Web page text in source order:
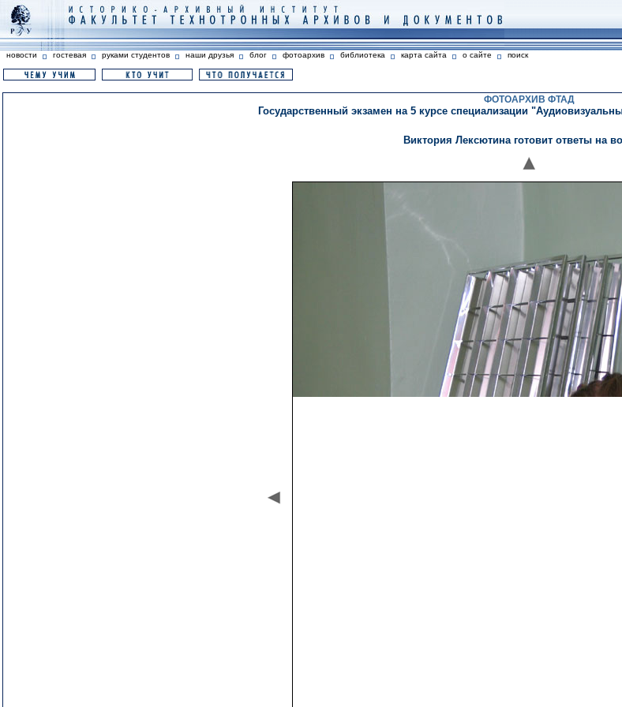
новости гостевая руками студентов наши друзья блог фотоархив библиотека карта сайта о сайте поиск
ФОТОАРХИВ ФТАД
Государственный экзамен на 5 курсе специализации
Виктория Лексютина готовит ответы на